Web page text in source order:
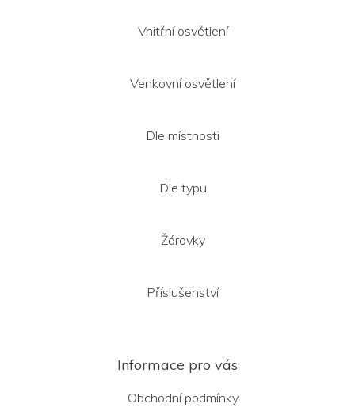
Vnitřní osvětlení
Venkovní osvětlení
Dle místnosti
Dle typu
Žárovky
Příslušenství
Informace pro vás
Obchodní podmínky